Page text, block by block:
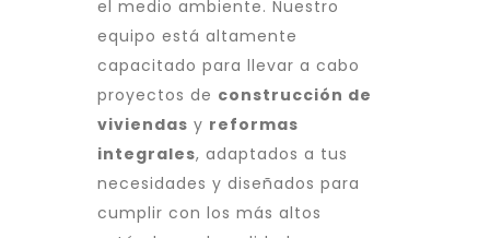
el medio ambiente. Nuestro
equipo está altamente
capacitado para llevar a cabo
proyectos de construcción de
viviendas y reformas
integrales, adaptados a tus
necesidades y diseñados para
cumplir con los más altos